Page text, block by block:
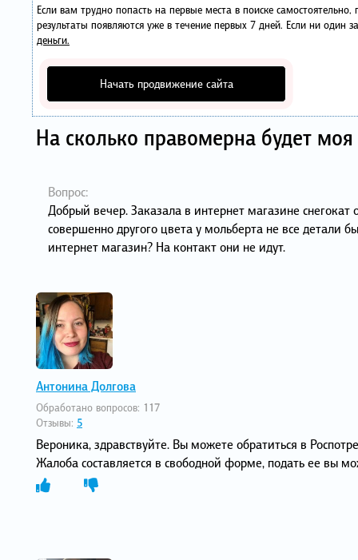
Если вам трудно попасть на первые места в поиске
результаты появляются уже в течение первых 7 дней. Если ни один
деньги.
Начать продвижение сайта
На сколько правомерна будет
Вопрос:
Добрый вечер. Заказала в интернет магазине
совершенно другого цвета у мольберта не все
интернет магазин? На контакт они не идут.
Антонина Долгова
Обработано вопросов: 117
Отзывы: 5
Вероника, здравствуйте. Вы можете обратиться в
Жалоба составляется в свободной форме, подать ее вы